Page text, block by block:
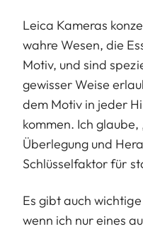
Leica Kameras
wahre Wesen, die
Motiv, und sind
gewisser Weise
dem Motiv in jeder
kommen. Ich glaube,
Überlegung und
Schlüsselfaktor für
Es gibt auch
wenn ich nur eines